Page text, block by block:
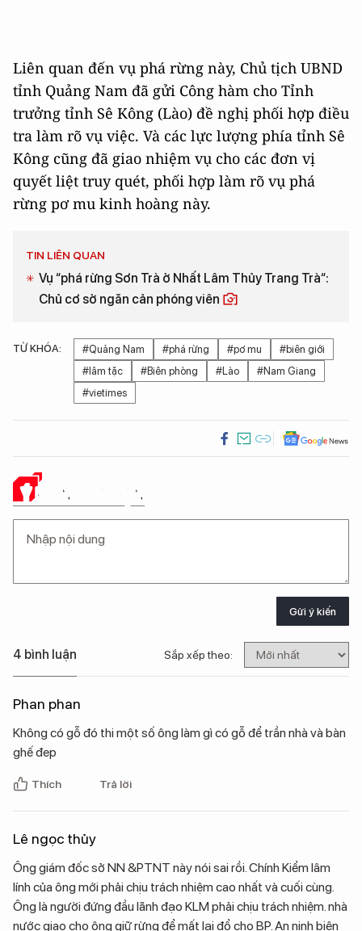
Liên quan đến vụ phá rừng này, Chủ tịch UBND
tỉnh Quảng Nam đã gửi Công hàm cho Tỉnh
trưởng tỉnh Sê Kông (Lào) đề nghị phối hợp điều
tra làm rõ vụ việc. Và các lực lượng phía tỉnh Sê
Kông cũng đã giao nhiệm vụ cho các đơn vị
quyết liệt truy quét, phối hợp làm rõ vụ phá
rừng pơ mu kinh hoàng này.
TIN LIÊN QUAN
Vụ “phá rừng Sơn Trà ở Nhất Lâm Thủy Trang Trà“:
Chủ cơ sở ngăn cản phóng viên
TỪ KHÓA: #Quảng Nam #phá rừng #pơ mu
#biên giới
#lâm tặc
#Biên phòng #Lào
#Nam Giang
#vietimes
Ý KIẾN CỦA BẠN
Gửi ý kiến
4 bình luận Sắp xếp theo:
Phan phan
Không có gỗ đó thi một số ông làm gì có gỗ để trần nhà và bàn
ghế đep
Thích Trả lời
Lê ngọc thủy
Ông giám đốc sở NN &PTNT này nói sai rồi. Chính Kiểm lâm
lính của ông mới phải chịu trách nhiệm cao nhất và cuối cùng.
Ông là người đứng đầu lãnh đạo KLM phải chịu trách nhiệm. nhà
nước giao cho ông giữ rừng để mất lại đổ cho BP. An ninh biên